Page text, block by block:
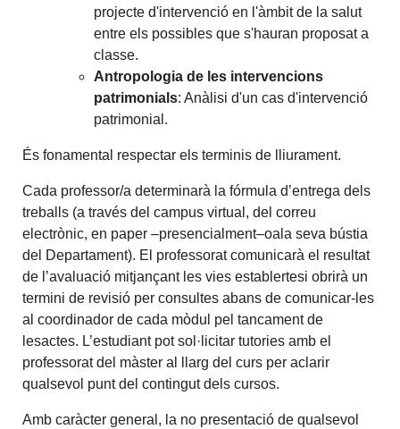
projecte d'intervenció en l'àmbit de la salut
entre els possibles que s'hauran proposat a
classe.
Antropologia de les intervencions
patrimonials: Anàlisi d'un cas d'intervenció
patrimonial.
És fonamental respectar els terminis de lliurament.
Cada professor/a determinarà la fórmula d’entrega dels
treballs (a través del campus virtual, del correu
electrònic, en paper –presencialment–oala seva bústia
del Departament). El professorat comunicarà el resultat
de l’avaluació mitjançant les vies establertesi obrirà un
termini de revisió per consultes abans de comunicar-les
al coordinador de cada mòdul pel tancament de
lesactes. L’estudiant pot sol·licitar tutories amb el
professorat del màster al llarg del curs per aclarir
qualsevol punt del contingut dels cursos.
Amb caràcter general, la no presentació de qualsevol